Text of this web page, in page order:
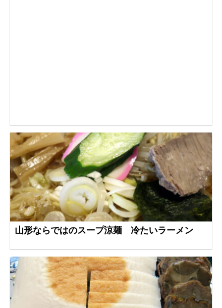
山形ならではのスープ涼麺 冷たいラーメン